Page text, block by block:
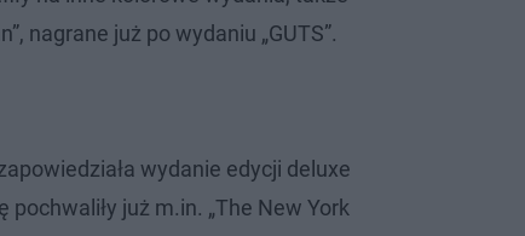
nagrane już po wydaniu „GUTS”.
wydanie edycji deluxe
już m.in. „The New York